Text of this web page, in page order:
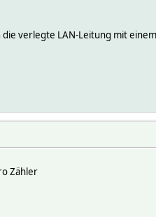
verlegte LAN-Leitung mit
Zähler